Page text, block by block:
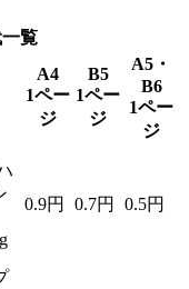
覧
A4
1ペー
ジ
B5
1ペー
ジ
A5・
B6
1ペー
ジ
0.9円 0.7円 0.5円